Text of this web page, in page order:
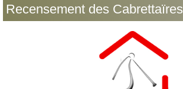
Recensement des Cabrettaïres